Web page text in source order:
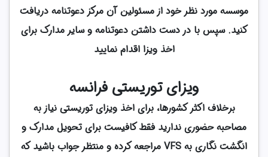
موسسه مورد نظر خود از مسئولین آن مرکز دعوتنامه دریافت
کنید. سپس با در دست داشتن دعوتنامه و سایر مدارک برای
اخذ ویزا اقدام نمایید
ویزای توریستی فرانسه
برخلاف اکثر کشورها، برای اخذ ویزای توریستی نیاز به
مصاحبه حضوری ندارید فقط کافیست برای تحویل مدارک و
انگشت نگاری به VFS مراجعه کرده و منتظر جواب باشید که